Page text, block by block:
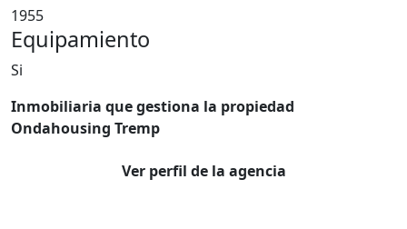
1955
Equipamiento
Si
Inmobiliaria que gestiona la propiedad
Ondahousing Tremp
Ver perfil de la agencia